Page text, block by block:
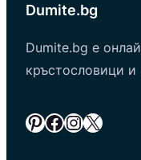
Dumite.bg
Dumite.bg е
кръстословици и
Pinterest Facebook InstagramX